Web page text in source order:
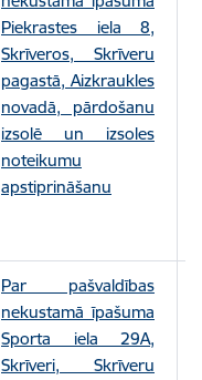
Piekrastes iela 8,
Skrīveros, Skrīveru
pagastā, Aizkraukles
novadā, pārdošanu
izsolē un izsoles
noteikumu
apstiprināšanu
Par pašvaldības
nekustamā īpašuma
Sporta iela 29A,
Skrīveri, Skrīveru